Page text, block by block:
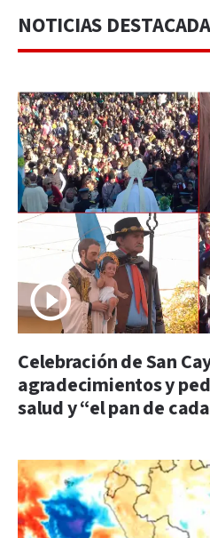
NOTICIAS
Celebración de San
agradecimientos y
salud y “el pan de